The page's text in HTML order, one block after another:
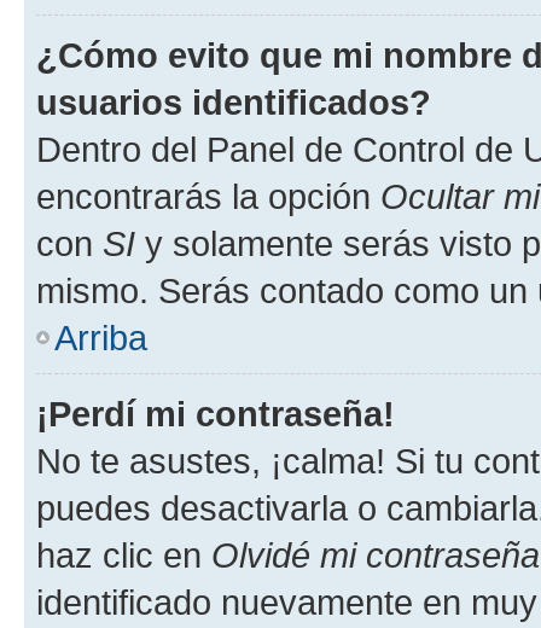
¿Cómo evito que mi nombre
usuarios identificados?
Dentro del Panel de Control de
encontrarás la opción Ocultar
con SI y solamente serás visto
mismo. Serás contado como un
Arriba
¡Perdí mi contraseña!
No te asustes, ¡calma! Si tu
puedes desactivarla o
haz clic en Olvidé mi contraseña
identificado nuevamente en